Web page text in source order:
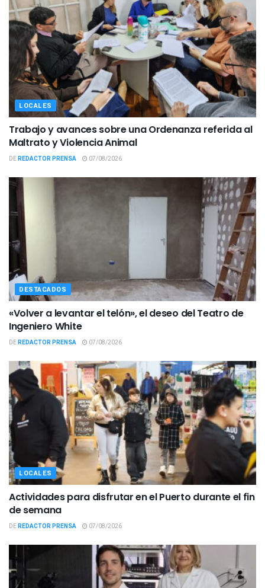
LOCALES
Trabajo y avances sobre una Ordenanza referida al
Maltrato y Violencia Animal
DEREDACTOR PRENSA 07/08/2026
DESTACADOS
«Volver a levantar el telón», el deseo del Teatro de
Ingeniero White
DEREDACTOR PRENSA 07/08/2026
LOCALES
Actividades para disfrutar en el Puerto durante el fin
de semana
DEREDACTOR PRENSA 07/08/2026